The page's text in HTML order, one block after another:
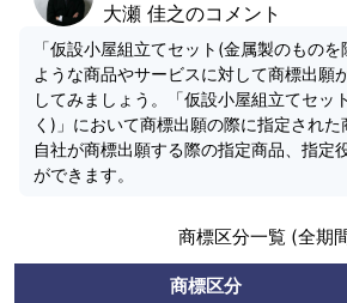
大瀬 佳之のコメント
「仮設小屋組立てセット(金属製のもの
ような商品やサービスに対して商標出願
してみましょう。「仮設小屋組立てセッ
く)」において商標出願の際に指定された
自社が商標出願する際の指定商品、指定
ができます。
商標区分一覧 (全期
商標区分